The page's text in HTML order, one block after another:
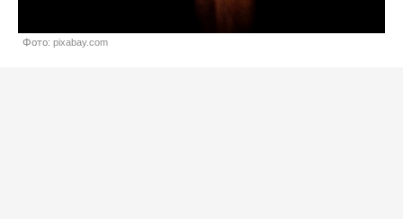
Фото: pixabay.com